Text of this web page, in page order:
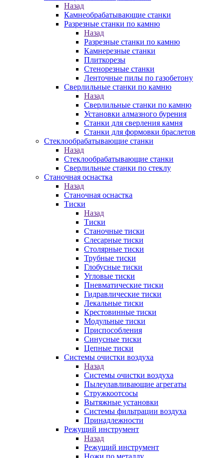
Назад
Камнеобрабатывающие станки
Разрезные станки по камню
Назад
Разрезные станки по камню
Камнерезные станки
Плиткорезы
Стенорезные станки
Ленточные пилы по газобетону
Сверлильные станки по камню
Назад
Сверлильные станки по камню
Установки алмазного бурения
Станки для сверления камня
Станки для формовки браслетов
Стеклообрабатывающие станки
Назад
Стеклообрабатывающие станки
Сверлильные станки по стеклу
Станочная оснастка
Назад
Станочная оснастка
Тиски
Назад
Тиски
Станочные тиски
Слесарные тиски
Столярные тиски
Трубные тиски
Глобусные тиски
Угловые тиски
Пневматические тиски
Гидравлические тиски
Лекальные тиски
Крестовинные тиски
Модульные тиски
Приспособления
Синусные тиски
Цепные тиски
Системы очистки воздуха
Назад
Системы очистки воздуха
Пылеулавливающие агрегаты
Стружкоотсосы
Вытяжные установки
Системы фильтрации воздуха
Принадлежности
Режущий инструмент
Назад
Режущий инструмент
Ножи по металлу